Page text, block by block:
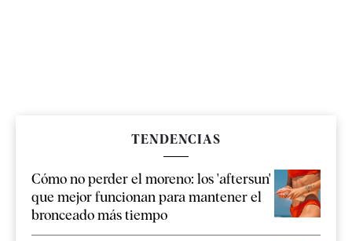
TENDENCIAS
Cómo no perder el moreno: los 'aftersun'
que mejor funcionan para mantener el
bronceado más tiempo